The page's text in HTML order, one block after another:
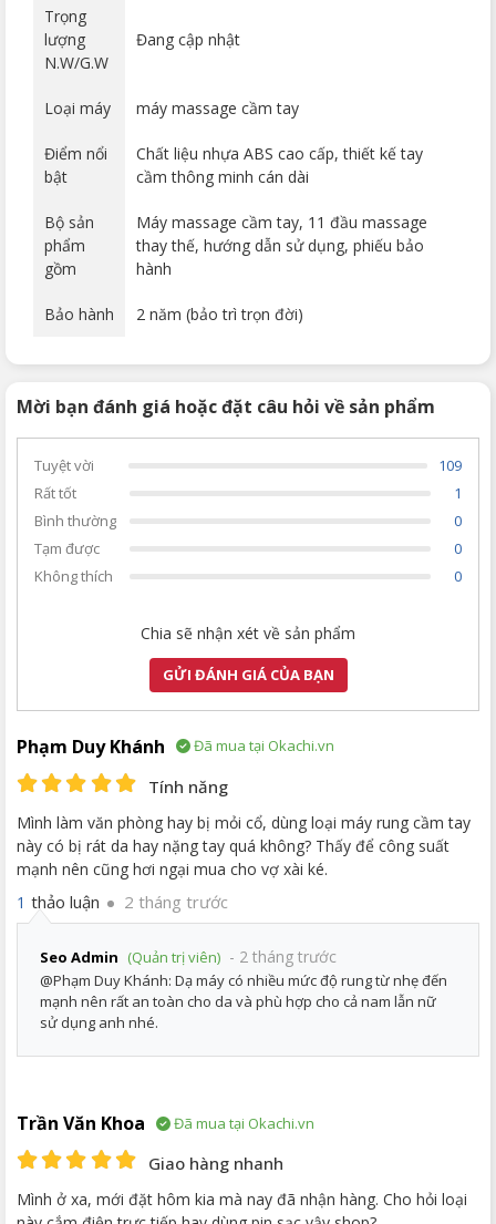
Trọng
lượng
N.W/G.W
Đang cập nhật
Loại máy máy massage cầm tay
Điểm nổi
bật
Chất liệu nhựa ABS cao cấp, thiết kế tay
cầm thông minh cán dài
Bộ sản
phẩm
gồm
Máy massage cầm tay, 11 đầu massage
thay thế, hướng dẫn sử dụng, phiếu bảo
hành
Bảo hành 2 năm (bảo trì trọn đời)
Mời bạn đánh giá hoặc đặt câu hỏi về sản phẩm
Tuyệt vời
109
Rất tốt
1
Bình thường
0
Tạm được
0
Không thích
0
Chia sẽ nhận xét về sản phẩm
GỬI ĐÁNH GIÁ CỦA BẠN
Phạm Duy Khánh Đã mua tại Okachi.vn
Tính năng
Mình làm văn phòng hay bị mỏi cổ, dùng loại máy rung cầm tay
này có bị rát da hay nặng tay quá không? Thấy để công suất
mạnh nên cũng hơi ngại mua cho vợ xài ké.
1 thảo luận 2 tháng trước
Seo Admin (Quản trị viên) - 2 tháng trước
@Phạm Duy Khánh: Dạ máy có nhiều mức độ rung từ nhẹ đến
mạnh nên rất an toàn cho da và phù hợp cho cả nam lẫn nữ
sử dụng anh nhé.
Trần Văn Khoa Đã mua tại Okachi.vn
Giao hàng nhanh
Mình ở xa, mới đặt hôm kia mà nay đã nhận hàng. Cho hỏi loại